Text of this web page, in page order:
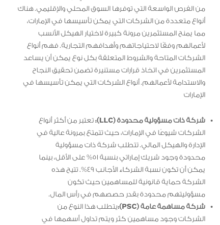
من الفرص الواسعة التي توفرها السوق المحلي والإقليمي. هناك
أنواع متعددة من الشركات التي يمكن تأسيسها في الإمارات،
مما يمنح المستثمرين مرونة كبيرة لاختيار الهيكل الأنسب
لأعمالهم وفقًا لاحتياجاتهم وأهدافهم التجارية. فهم أنواع
الشركات المتاحة والشروط المتعلقة بكل نوع يمكن أن يساعد
المستثمرين في اتخاذ قرارات مستنيرة تضمن تحقيق النجاح
والاستدامة لأعمالهم. أنواع الشركات التي يمكن تأسيسها في
الإمارات
شركة ذات مسؤولية محدودة (LLC):
تعتبر من أكثر أنواع
الشركات شيوعًا في الإمارات، حيث تتمتع بمرونة عالية في
الإدارة والهيكل المالي. تتطلب شركة ذات مسؤولية
محدودة وجود شريك إماراتي بنسبة 51% على الأقل، بينما
يمكن أن تكون نسبة الشركاء الأجانب 49%. تتيح هذه
الشركة حماية قانونية للمساهمين حيث تكون
مسؤوليتهم محدودة بقدر حصصهم في رأس المال.
شركة مساهمة عامة (PSC):
يتطلب هذا النوع من
الشركات وجود مساهمين كثر ويتم تداول أسهمها في